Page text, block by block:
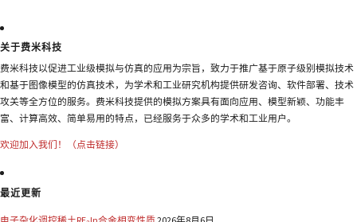
关于费米科技
费米科技以促进工业级模拟与仿真的应用为宗旨，致力于推广基于原子级别模拟技术
和基于图像模型的仿真技术，为学术和工业研究机构提供研发咨询、软件部署、技术
攻关等全方位的服务。费米科技提供的模拟方案具有面向应用、模型新颖、功能丰
富、计算高效、简单易用的特点，已经服务于众多的学术和工业用户。
欢迎加入我们！（点击链接）
最近更新